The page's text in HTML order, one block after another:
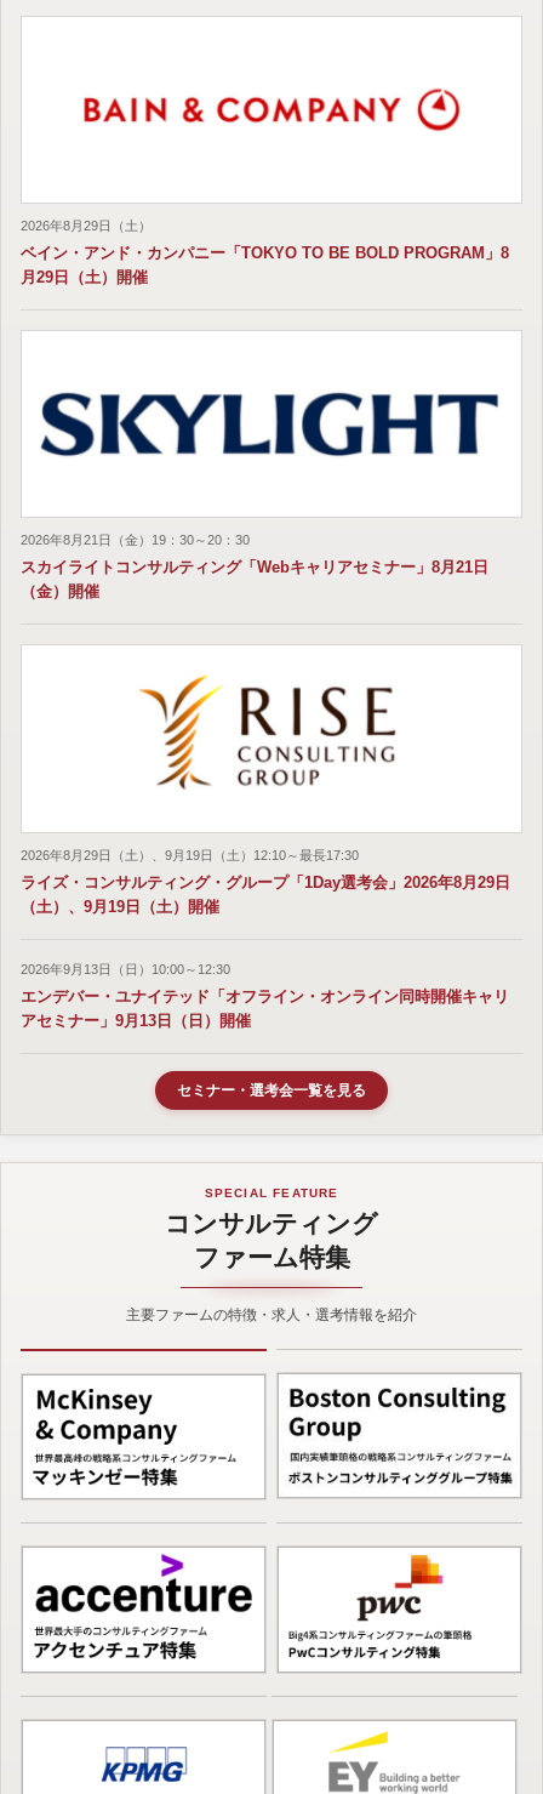
2026年8月29日（土）
ベイン・アンド・カンパニー「TOKYO TO BE BOLD PROGRAM」8
月29日（土）開催
2026年8月21日（金）19：30～20：30
スカイライトコンサルティング「Webキャリアセミナー」8月21日
（金）開催
2026年8月29日（土）、9月19日（土）12:10～最長17:30
ライズ・コンサルティング・グループ「1Day選考会」2026年8月29日
（土）、9月19日（土）開催
2026年9月13日（日）10:00～12:30
エンデバー・ユナイテッド「オフライン・オンライン同時開催キャリ
アセミナー」9月13日（日）開催
セミナー・選考会一覧を見る
SPECIAL FEATURE
コンサルティング
ファーム特集
主要ファームの特徴・求人・選考情報を紹介